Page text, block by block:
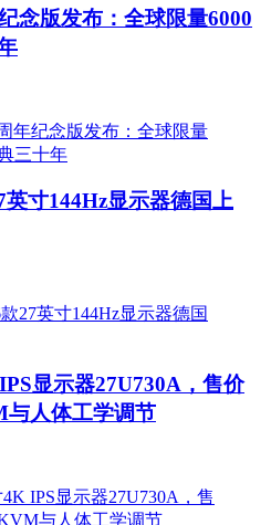
念版发布：全球限量6000
寸144Hz显示器德国上
显示器27U730A，售价
与人体工学调节